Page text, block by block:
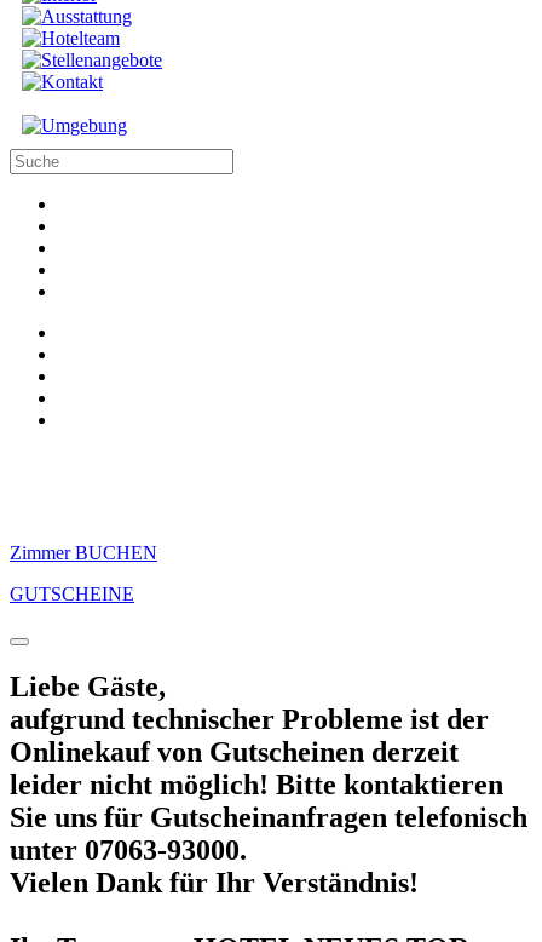
Zimmer BUCHEN
GUTSCHEINE
Liebe Gäste,
aufgrund technischer Probleme ist der
Onlinekauf von Gutscheinen derzeit
leider nicht möglich! Bitte kontaktieren
Sie uns für Gutscheinanfragen telefonisch
unter 07063-93000.
Vielen Dank für Ihr Verständnis!